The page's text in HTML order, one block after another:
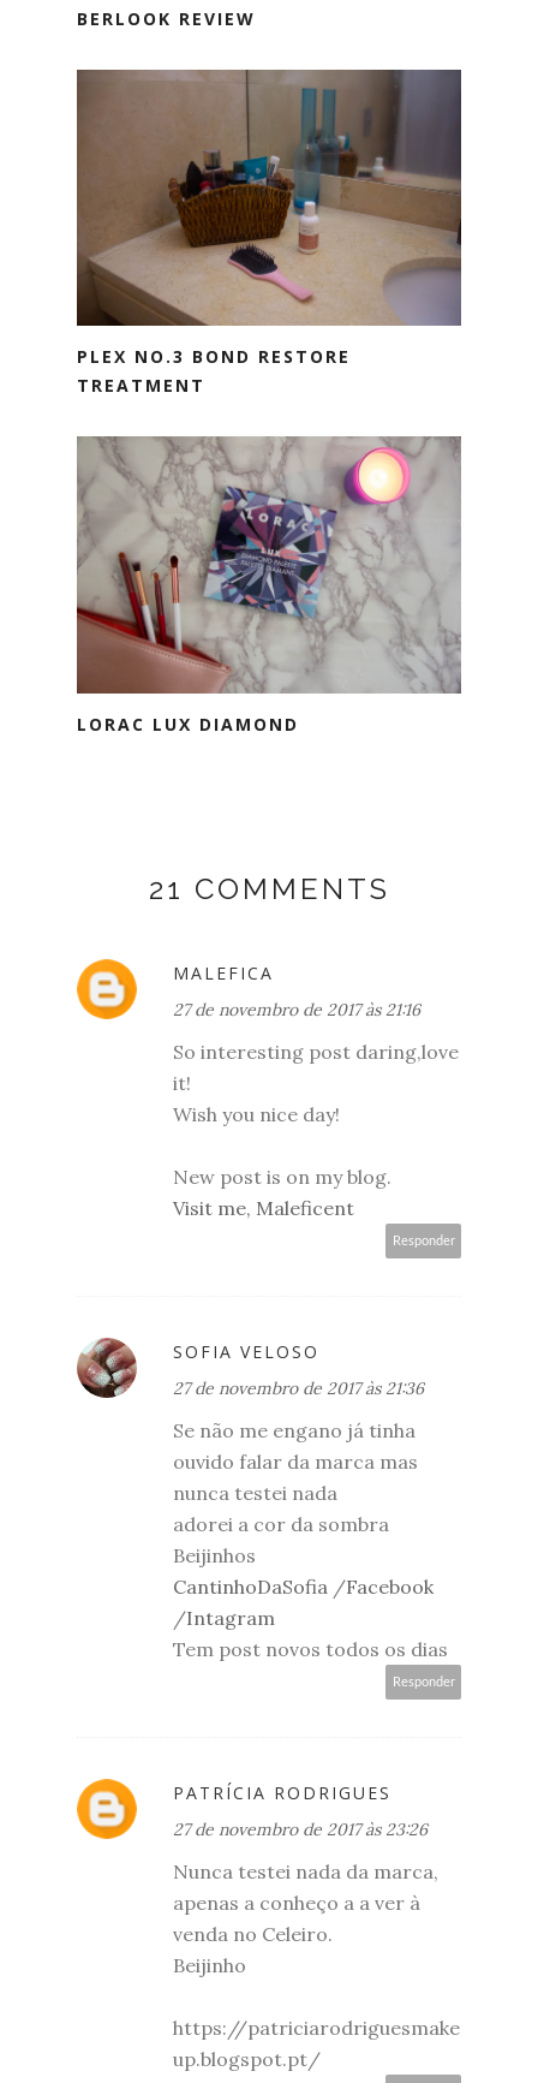
BERLOOK REVIEW
PLEX NO.3 BOND RESTORE
TREATMENT
LORAC LUX DIAMOND
21 COMMENTS
MALEFICA
27 de novembro de 2017 às 21:16
So interesting post daring,love
it!
Wish you nice day!
New post is on my blog.
Visit me, Maleficent
Responder
SOFIA VELOSO
27 de novembro de 2017 às 21:36
Se não me engano já tinha
ouvido falar da marca mas
nunca testei nada
adorei a cor da sombra
Beijinhos
CantinhoDaSofia /Facebook
/Intagram
Tem post novos todos os dias
Responder
PATRÍCIA RODRIGUES
27 de novembro de 2017 às 23:26
Nunca testei nada da marca,
apenas a conheço a a ver à
venda no Celeiro.
Beijinho
https://patriciarodriguesmake
up.blogspot.pt/